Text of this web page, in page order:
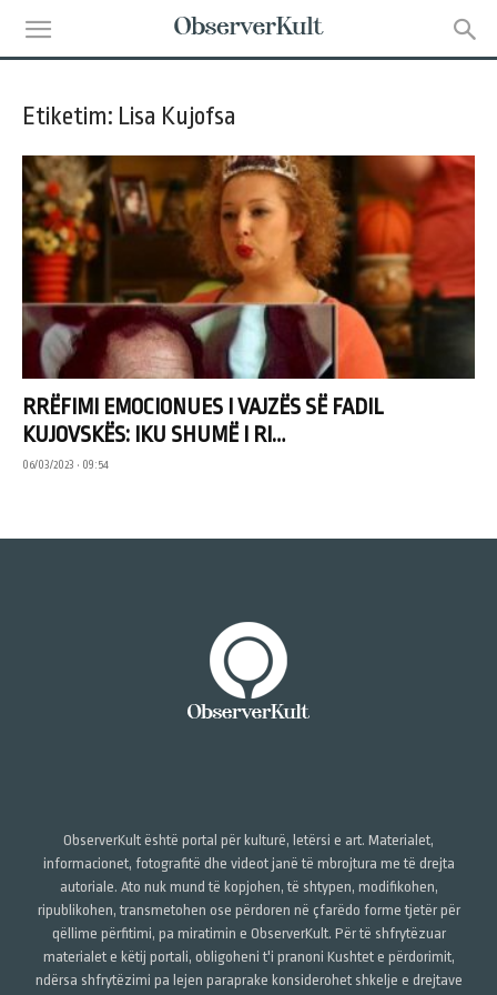
Etiketim: Lisa Kujofsa
RRËFIMI EMOCIONUES I VAJZËS SË FADIL
KUJOVSKËS: IKU SHUMË I RI…
06/03/2023 • 09:54
ObserverKult është portal për kulturë, letërsi e art. Materialet,
informacionet, fotografitë dhe videot janë të mbrojtura me të drejta
autoriale. Ato nuk mund të kopjohen, të shtypen, modifikohen,
ripublikohen, transmetohen ose përdoren në çfarëdo forme tjetër për
qëllime përfitimi, pa miratimin e ObserverKult. Për të shfrytëzuar
materialet e këtij portali, obligoheni t'i pranoni Kushtet e përdorimit,
ndërsa shfrytëzimi pa lejen paraprake konsiderohet shkelje e drejtave